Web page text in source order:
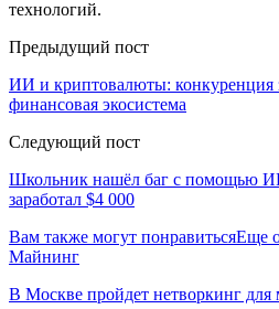
технологий.
Предыдущий пост
ИИ и криптовалюты: конкуренция
финансовая экосистема
Следующий пост
Школьник нашёл баг с помощью
заработал $4 000
Вам также могут понравитьсяЕще
Майнинг
В Москве пройдет нетворкинг для